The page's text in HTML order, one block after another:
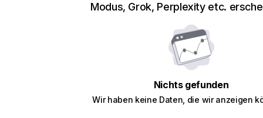
Modus, Grok, Perplexity etc.
Nichts gefunden
Wir haben keine Daten, die wir anzeigen